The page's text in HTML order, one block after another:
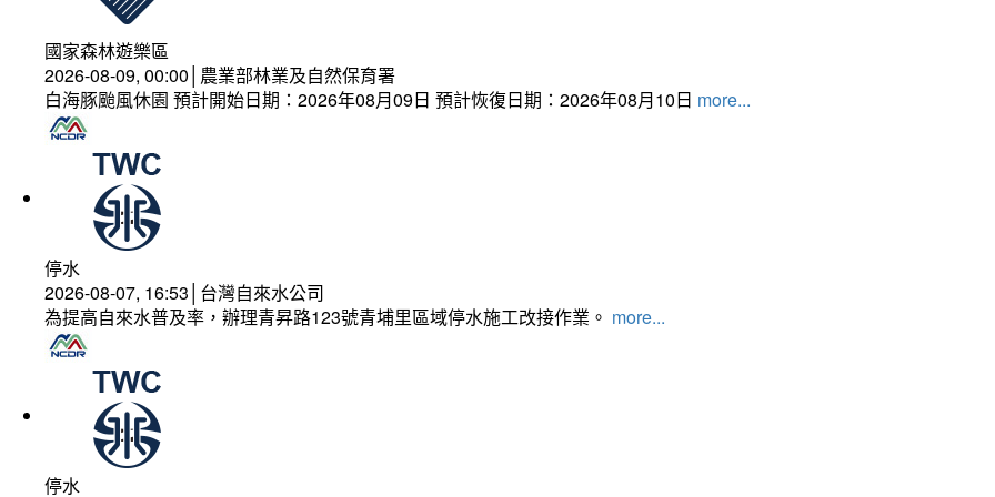
國家森林遊樂區
2026-08-09, 00:00│農業部林業及自然保育署
白海豚颱風休園 預計開始日期：2026年08月09日 預計恢復日期：2026年08月10日 more...
停水
2026-08-07, 16:53│台灣自來水公司
為提高自來水普及率，辦理青昇路123號青埔里區域停水施工改接作業。 more...
停水